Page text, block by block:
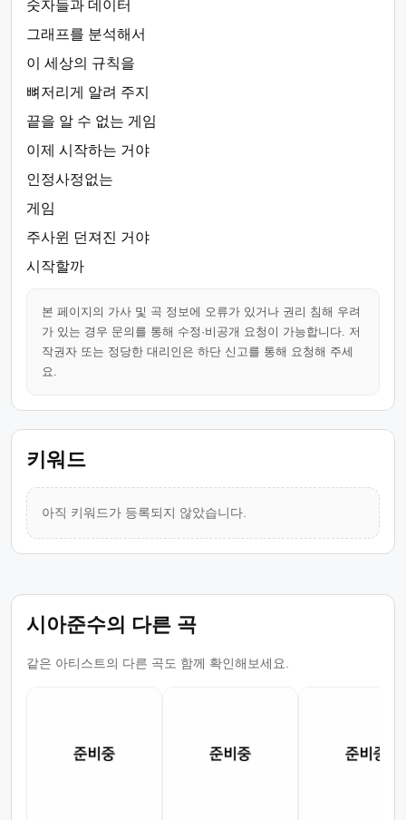
숫자들과 데이터
그래프를 분석해서
이 세상의 규칙을
뼈저리게 알려 주지
끝을 알 수 없는 게임
이제 시작하는 거야
인정사정없는
게임
주사윈 던져진 거야
시작할까
본 페이지의 가사 및 곡 정보에 오류가 있거나 권리 침해 우려
가 있는 경우 문의를 통해 수정·비공개 요청이 가능합니다. 저
작권자 또는 정당한 대리인은 하단 신고를 통해 요청해 주세
요.
키워드
아직 키워드가 등록되지 않았습니다.
시아준수의 다른 곡
같은 아티스트의 다른 곡도 함께 확인해보세요.